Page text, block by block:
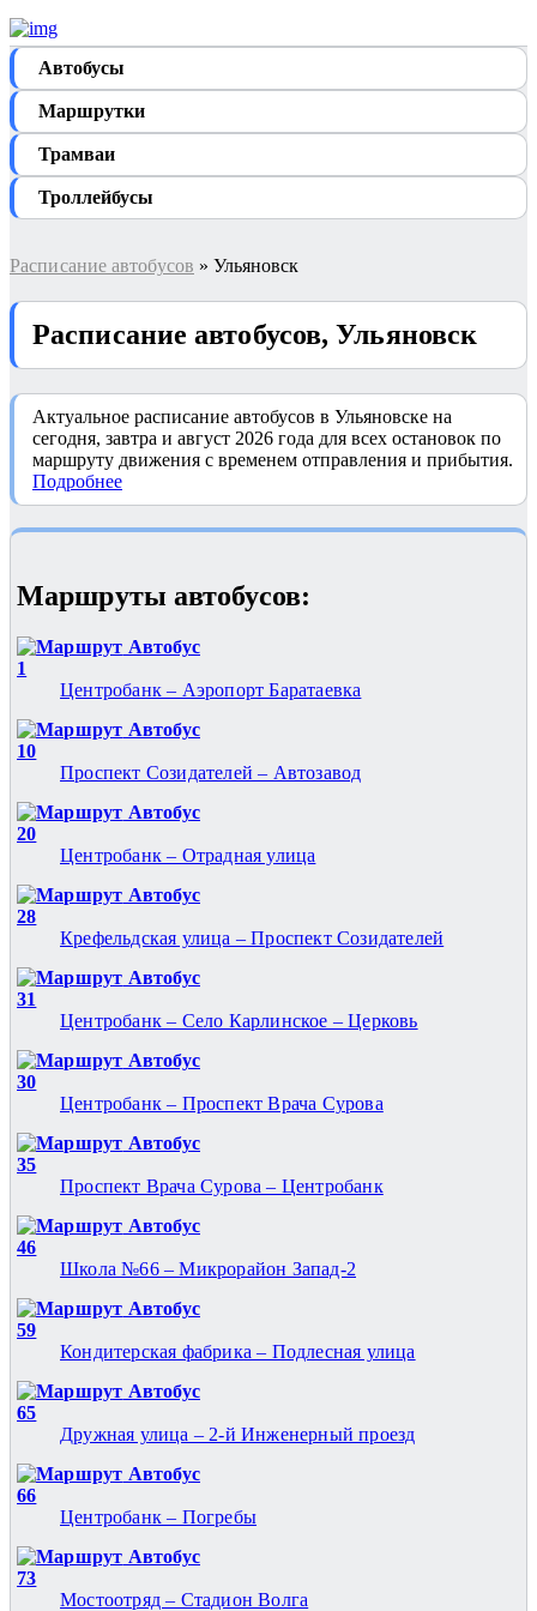
Автобуcы
Маршрутки
Трамваи
Троллейбусы
Расписание автобусов » Ульяновск
Расписание автобусов, Ульяновск
Актуальное расписание автобусов в Ульяновске на
сегодня, завтра и август 2026 года для всех остановок по
маршруту движения с временем отправления и прибытия.
Подробнее
Маршруты автобусов:
Автобус
1
Центробанк – Аэропорт Баратаевка
Автобус
10
Проспект Созидателей – Автозавод
Автобус
20
Центробанк – Отрадная улица
Автобус
28
Крефельдская улица – Проспект Созидателей
Автобус
31
Центробанк – Село Карлинское – Церковь
Автобус
30
Центробанк – Проспект Врача Сурова
Автобус
35
Проспект Врача Сурова – Центробанк
Автобус
46
Школа №66 – Микрорайон Запад-2
Автобус
59
Кондитерская фабрика – Подлесная улица
Автобус
65
Дружная улица – 2-й Инженерный проезд
Автобус
66
Центробанк – Погребы
Автобус
73
Мостоотряд – Стадион Волга